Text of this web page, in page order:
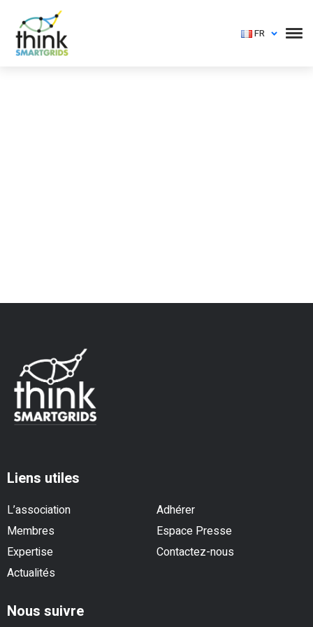
FR
Vous devez vous identifier pour voir cet événement
Liens utiles
L’association
Adhérer
Membres
Espace Presse
Expertise
Contactez-nous
Actualités
Nous suivre